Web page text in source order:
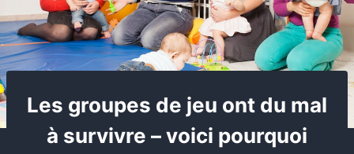
Les groupes de jeu ont du mal
à survivre – voici pourquoi